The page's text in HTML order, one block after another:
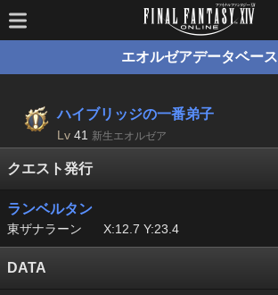
エオルゼアデータベース
ハイブリッジの一番弟子
Lv 41 新生エオルゼア
クエスト発行
ランベルタン
東ザナラーン X:12.7 Y:23.4
DATA